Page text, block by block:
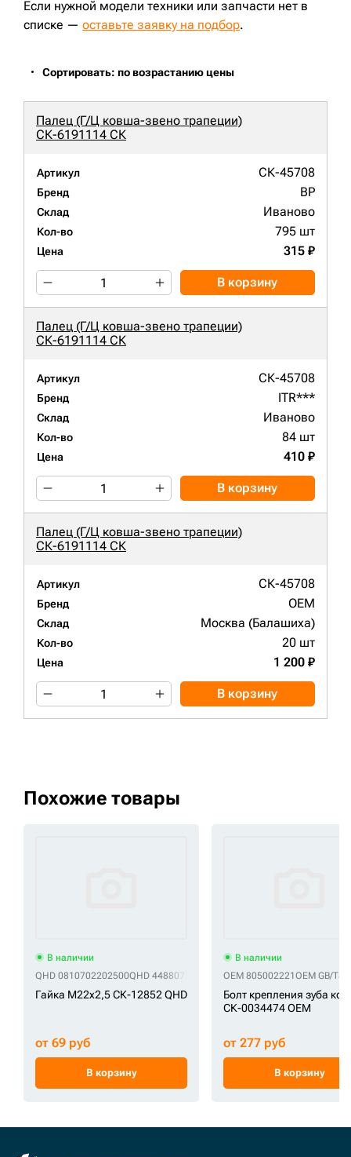
Если нужной модели техники или запчасти нет в
списке — оставьте заявку на подбор.
Сортировать: по возрастанию цены
Палец (Г/Ц ковша-звено трапеции)
СК-6191114 СК
Артикул СК-45708
Бренд BP
Склад Иваново
Кол-во 795 шт
Цена 315 ₽
В корзину
Палец (Г/Ц ковша-звено трапеции)
СК-6191114 СК
Артикул СК-45708
Бренд ITR***
Склад Иваново
Кол-во 84 шт
Цена 410 ₽
В корзину
Палец (Г/Ц ковша-звено трапеции)
СК-6191114 СК
Артикул СК-45708
Бренд OEM
Склад Москва (Балашиха)
Кол-во 20 шт
Цена 1 200 ₽
В корзину
Похожие товары
В наличии
QHD 0810702202500QHD 4488072 QHD J951022QHD M660022QHD
Гайка М22х2,5 СК-12852 QHD
от 69 руб
В корзину
В наличии
OEM 805002221 OEM GB/T8-
Болт крепления зуба
СК-0034474 OEM
от 277 руб
В корзину